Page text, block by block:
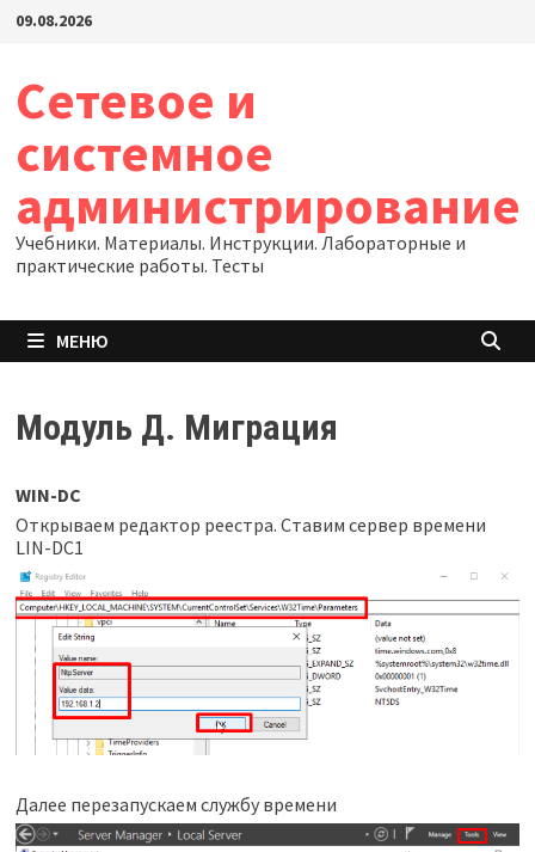
Перейти
09.08.2026
Сетевое и
системное
администрирование
Учебники. Материалы. Инструкции. Лабораторные и
практические работы. Тесты
МЕНЮ
Модуль Д. Миграция
WIN-DC
Открываем редактор реестра. Ставим сервер времени
LIN-DC1
Далее перезапускаем службу времени